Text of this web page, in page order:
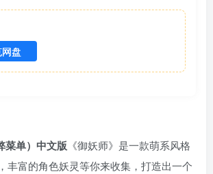
盘
菜单）中文版 《御妖师》是一款萌系风格
丰富的角色妖灵等你来收集，打造出一个